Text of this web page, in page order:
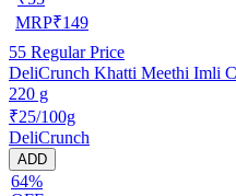
MRP₹149
55 Regular Price
DeliCrunch Khatti Meethi Imli
220 g
₹25/100g
DeliCrunch
ADD
64%